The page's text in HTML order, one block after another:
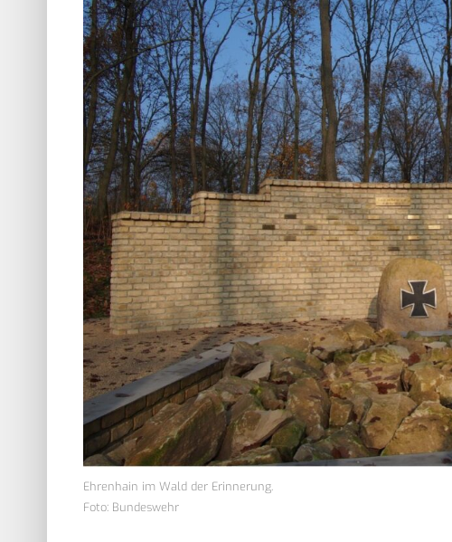
Ehrenhain im Wald der Erinnerung.
Foto: Bundeswehr